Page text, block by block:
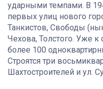
ударными темпами. В
первых улиц нового
Танкистов, Свободы
Чехова, Толстого. Уже к
более 100
Строятся три
Шахтостроителей и ул.